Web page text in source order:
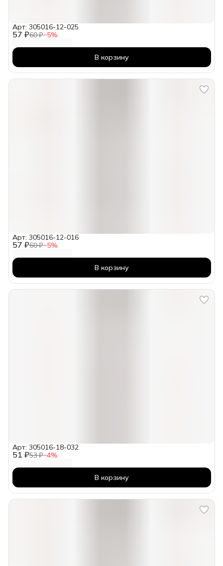
57 ₽60 ₽−5%
Арт: 305016-12-025
В корзину
57 ₽60 ₽−5%
Арт: 305016-12-016
В корзину
51 ₽53 ₽−4%
Арт: 305016-18-032
В корзину